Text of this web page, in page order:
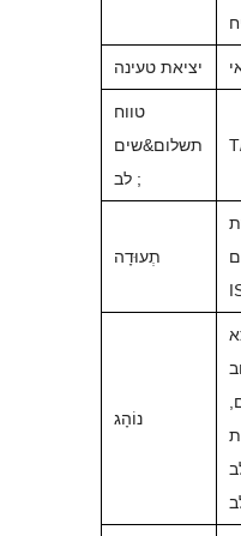
יציאת טעינה
טווח
תשלום&שים
לב ;
תְעוּדָה
,
נוֹהָג